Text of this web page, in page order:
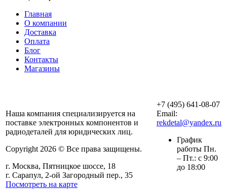
Главная
О компании
Доставка
Оплата
Блог
Контакты
Магазины
Наша компания специализируется на
поставке электронных компонентов и
радиодеталей для юридических лиц.
Copyright 2026 © Все права защищены.
г. Москва, Пятницкое шоссе, 18
г. Сарапул, 2-ой Загородный пер., 35
Посмотреть на карте
+7 (495) 641-08-07
Email:
rekdetal@yandex.ru
График
работы Пн.
– Пт.: с 9:00
до 18:00